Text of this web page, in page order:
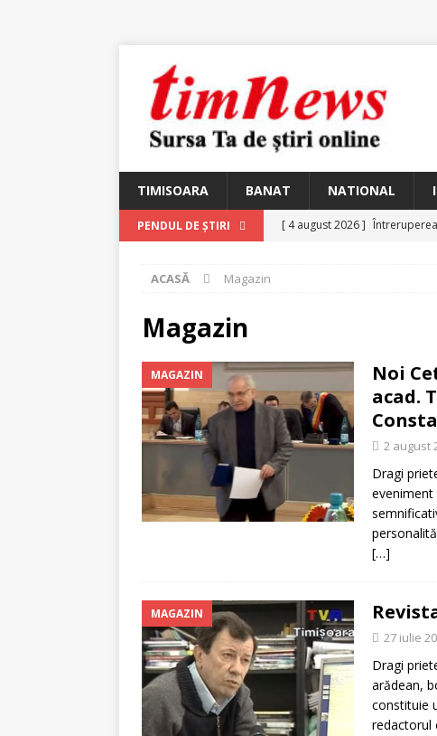
TIMISOARA BANAT NATIONAL
PENDUL DE ȘTIRI [ 4 august 2026 ]
Ungureanu, Constantin
[ 5 august 2026 ]
ACASĂ Magazin
Magazin
MAGAZIN
Noi
acad.
2 august
Dragi
[…]
MAGAZIN
27 iulie
Dragi
arădean,
constituie
redactorul